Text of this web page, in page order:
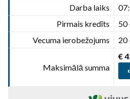
Darba laiks
Pirmais kredīts
50
Vecuma ierobežojums
20
Maksimālā summa
€